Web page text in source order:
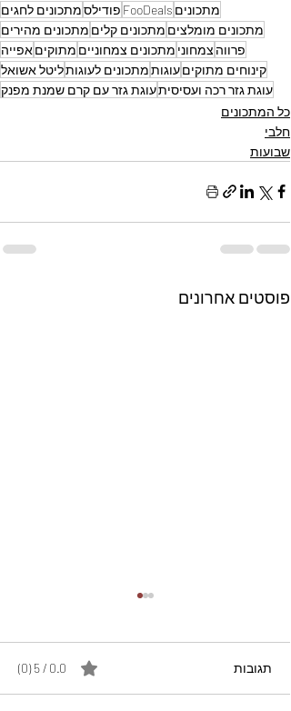
מתכונים FooDeals פודילסמתכונים לחגים
מתכונים מומלצים מתכונים קלים מתכונים מהירים
פרווה צמחוני מתכונים צמחוניים מתוקיםאפייה
קינוחים מתוקיםעוגותמתכונים לעוגותליטל אשואל
עוגת גזר רכה ועסיסיתעוגת גזר עם קרם שמנת מפנק
כל המתכונים
חלבי
שבועות
פוסטים אחרונים
תגובות 0.0 / 5 ‏(0)